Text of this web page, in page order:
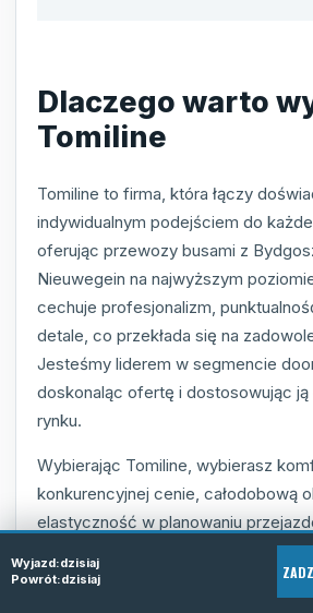
Dlaczego warto
Tomiline
Tomiline to firma, która łączy
indywidualnym podejściem do
oferując przewozy busami z
Nieuwegein na najwyższym
cechuje profesjonalizm,
detale, co przekłada się na
Jesteśmy liderem w segmencie
doskonaląc ofertę i dostosowując
rynku.
Wybierając Tomiline, wybierasz
konkurencyjnej cenie, całodobową
elastyczność w planowaniu
zawsze gotowe, by zapewnić Ci
transport, niezależnie od
Wyjazd:dzisiaj
Powrót:dzisiaj